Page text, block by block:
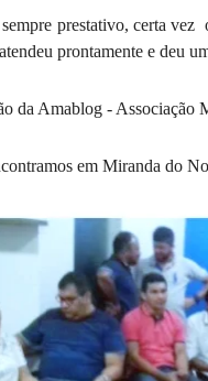
prestativo, certa vez
prontamente e deu
da Amablog - Associação
em Miranda do